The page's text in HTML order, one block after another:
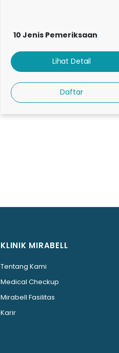
10 Jenis Pemeriksaan
Lihat Detail
Daftar
KLINIK MIRABELL
Tentang Kami
Medical Checkup
Mirabell Fasilitas
Karir